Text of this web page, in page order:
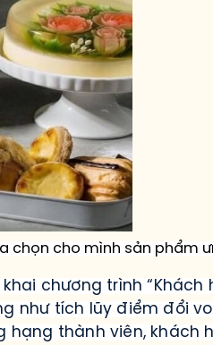
chọn cho mình sản phẩm
chương trình “Khách
như tích lũy điểm đổi
hạng thành viên, khách